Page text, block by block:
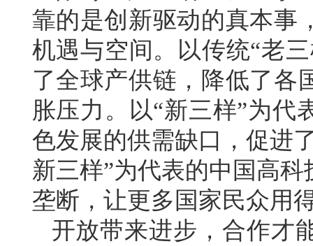
靠的是创新驱动的真本事
机遇与空间。以传统“老
了全球产供链，降低了各
胀压力。以“新三样”为代
色发展的供需缺口，促进
新三样”为代表的中国高
垄断，让更多国家民众用
开放带来进步，合作才